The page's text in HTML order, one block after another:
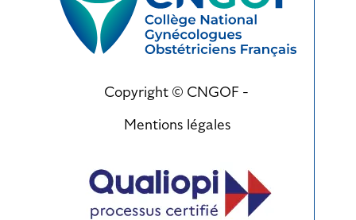
Copyright © CNGOF -
Mentions légales